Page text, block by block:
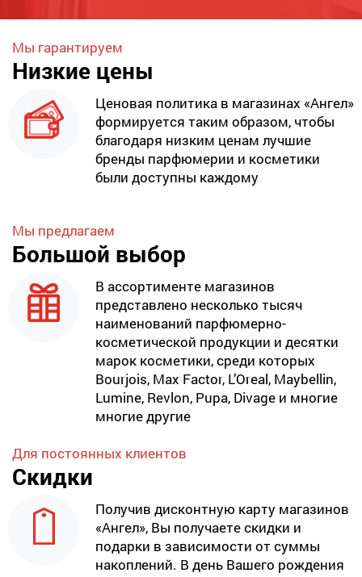
Мы гарантируем
Низкие цены
Ценовая политика в магазинах «Ангел»
формируется таким образом, чтобы
благодаря низким ценам лучшие
бренды парфюмерии и косметики
были доступны каждому
Мы предлагаем
Большой выбор
В ассортименте магазинов
представлено несколько тысяч
наименований парфюмерно-
косметической продукции и десятки
марок косметики, среди которых
Bourjois, Max Factor, L’Oreal, Maybellin,
Lumine, Revlon, Pupa, Divage и многие
многие другие
Для постоянных клиентов
Скидки
Получив дисконтную карту магазинов
«Ангел», Вы получаете скидки и
подарки в зависимости от суммы
накоплений. В день Вашего рождения